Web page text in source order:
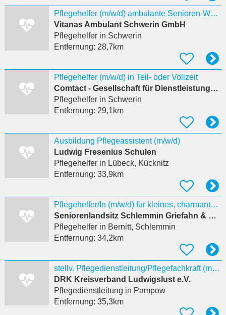
Pflegehelfer (m/w/d) ambulante Senioren-Wohngemeinschaft
Vitanas Ambulant Schwerin GmbH
Pflegehelferin Schwerin
Entfernung: 28,7km
Pflegehelfer (m/w/d) in Teil- oder Vollzeit
Comtact - Gesellschaft für Dienstleistungen, Infrastruktur und Bauten m
Pflegehelferin Schwerin
Entfernung: 29,1km
Ausbildung Pflegeassistent (m/w/d)
Ludwig Fresenius Schulen
Pflegehelferin Lübeck, Kücknitz
Entfernung: 33,9km
Pflegehelfer/In (m/w/d) für kleines, charmantes Pflegeheim
Seniorenlandsitz Schlemmin Griefahn & Effler GbR
Pflegehelferin Bernitt, Schlemmin
Entfernung: 34,2km
stellv. Pflegedienstleitung/Pflegefachkraft (m/w/d) Sozialstation Pampow
DRK Kreisverband Ludwigslust e.V.
Pflegedienstleitung in Pampow
Entfernung: 35,3km